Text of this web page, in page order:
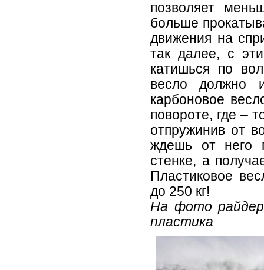
позволяет
больше
движения на
так далее, с
катишься по
весло должно
карбоновое
повороте, где –
отпружинив от
ждешь от него
стенке, а
Пластиковое
до 250 кг!
На фото райдер
пластика